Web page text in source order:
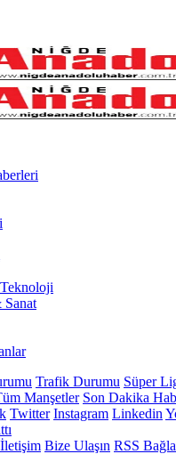
Trafik Durumu Süper
Manşetler Son Dakika
Twitter Instagram Linkedin
Bize Ulaşın RSS